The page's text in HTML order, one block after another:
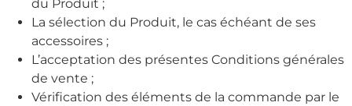
du Produit ;
La sélection du Produit, le cas échéant de ses
accessoires ;
L’acceptation des présentes Conditions générales
de vente ;
Vérification des éléments de la commande par le